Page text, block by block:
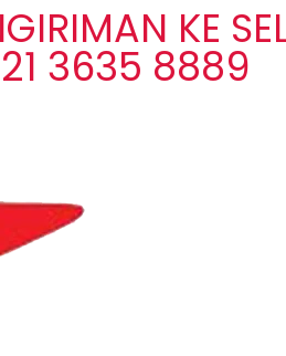
KE
3635 8889